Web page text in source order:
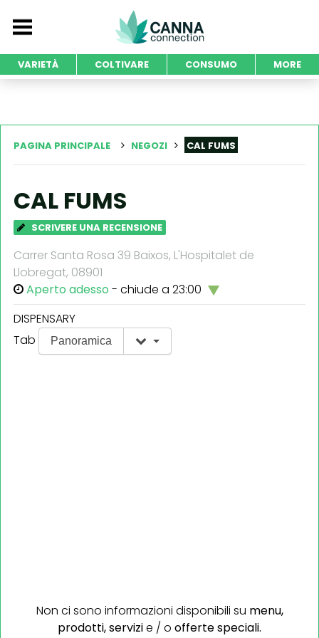
VARIETÀ COLTIVARE CONSUMO MORE
PAGINA PRINCIPALE NEGOZI CAL FUMS
CAL FUMS
SCRIVERE UNA RECENSIONE
Carrer Santa Rosa 39 Baixos, L'Hospitalet de
Llobregat, 08901
Aperto adesso - chiude a 23:00
DISPENSARY
Tab
Panoramica
Non ci sono informazioni disponibili su menu,
prodotti,servizie / o offerte speciali.